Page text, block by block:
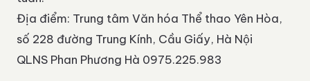
Địa điểm: Trung tâm Văn hóa Thể thao Yên Hòa,
số 228 đường Trung Kính, Cầu Giấy, Hà Nội
QLNS Phan Phương Hà 0975.225.983